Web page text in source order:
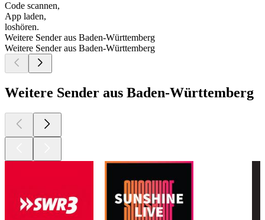
Code scannen,
App laden,
loshören.
Weitere Sender aus Baden-Württemberg
Weitere Sender aus Baden-Württemberg
Weitere Sender aus Baden-Württemberg